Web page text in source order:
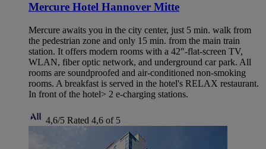
Mercure Hotel Hannover Mitte
Mercure awaits you in the city center, just 5 min. walk from
the pedestrian zone and only 15 min. from the main train
station. It offers modern rooms with a 42"-flat-screen TV,
WLAN, fiber optic network, and underground car park. All
rooms are soundproofed and air-conditioned non-smoking
rooms. A breakfast is served in the hotel's RELAX restaurant.
In front of the hotel> 2 e-charging stations.
4,6/5 Rated 4,6 of 5